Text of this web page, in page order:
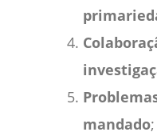
mandado;